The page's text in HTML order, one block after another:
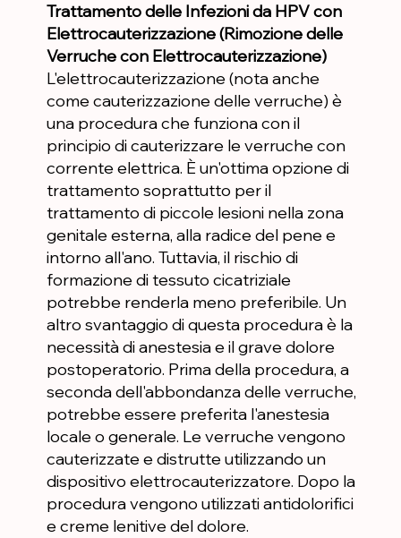
Trattamento delle Infezioni da HPV con
Elettrocauterizzazione (Rimozione delle
Verruche con Elettrocauterizzazione)
L'elettrocauterizzazione (nota anche
come cauterizzazione delle verruche) è
una procedura che funziona con il
principio di cauterizzare le verruche con
corrente elettrica. È un'ottima opzione di
trattamento soprattutto per il
trattamento di piccole lesioni nella zona
genitale esterna, alla radice del pene e
intorno all'ano. Tuttavia, il rischio di
formazione di tessuto cicatriziale
potrebbe renderla meno preferibile. Un
altro svantaggio di questa procedura è la
necessità di anestesia e il grave dolore
postoperatorio. Prima della procedura, a
seconda dell'abbondanza delle verruche,
potrebbe essere preferita l'anestesia
locale o generale. Le verruche vengono
cauterizzate e distrutte utilizzando un
dispositivo elettrocauterizzatore. Dopo la
procedura vengono utilizzati antidolorifici
e creme lenitive del dolore.